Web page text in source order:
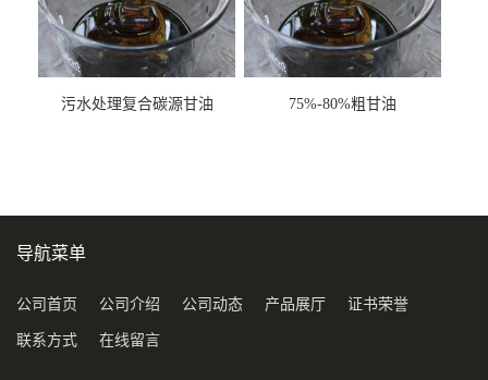
污水处理复合碳源甘油
75%-80%粗甘油
导航菜单
公司首页 公司介绍 公司动态 产品展厅 证书荣誉
联系方式 在线留言